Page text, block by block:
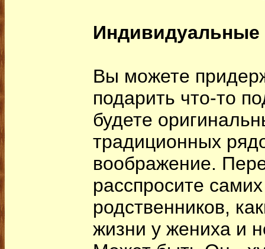
Индивидуальные
Вы можете
подарить что-то
будете
традиционных
воображение.
расспросите
родственников,
жизни у жениха и